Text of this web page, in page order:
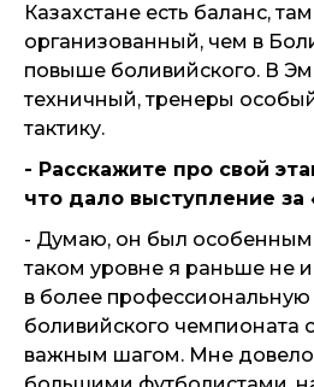
Казахстане есть баланс,
организованный, чем в
повыше боливийского. В
техничный, тренеры
тактику.
- Расскажите про свой
что дало выступление за
- Думаю, он был
таком уровне я раньше не
в более профессиональную
боливийского чемпионата
важным шагом. Мне